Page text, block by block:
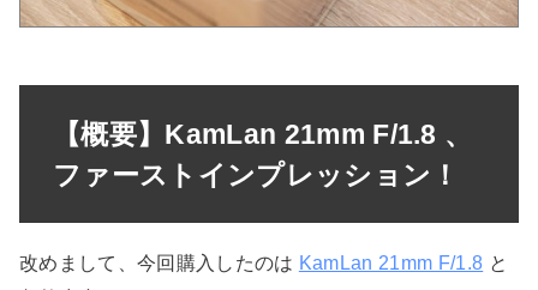
【概要】KamLan 21mm F/1.8 、
ファーストインプレッション！
改めまして、今回購入したのは KamLan 21mm F/1.8 と